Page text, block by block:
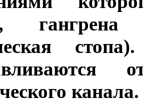
канала.